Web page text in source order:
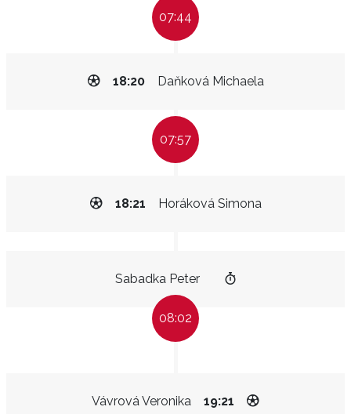
07:44
Daňková Michaela
18:20
07:57
Horáková Simona
18:21
Sabadka Peter
08:02
Vávrová Veronika 19:21